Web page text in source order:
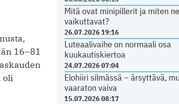
Mitä ovat minipillerit ja miten ne
vaikuttavat?
26.07.2026 19:16
Luteaalivaihe on normaali osa
kuukautiskiertoa
24.07.2026 07:04
Elohiiri silmässä – ärsyttävä,
vaaraton vaiva
15.07.2026 08:17
16–81
oli